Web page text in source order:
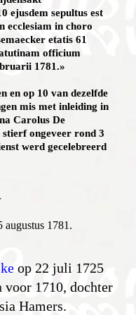
ejusdem sepultus est
ecclesiam in choro
etatis 61
officium
1781.»
en op 10 van dezelfde
mis met inleiding in
Carolus De
ongeveer rond 3
werd gecelebreerd
augustus 1781.
op 22 juli 1725
voor 1710, dochter
Hamers.